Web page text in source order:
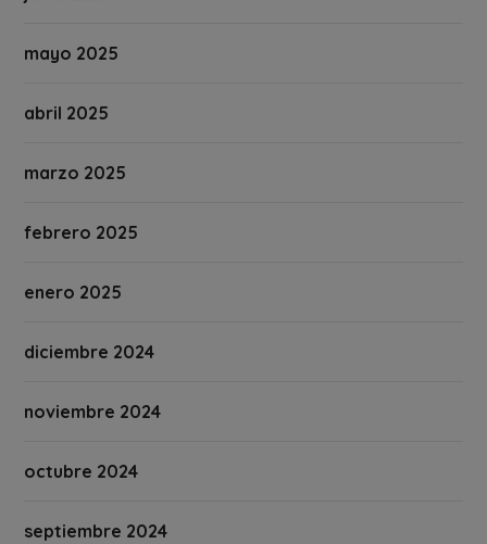
mayo 2025
abril 2025
marzo 2025
febrero 2025
enero 2025
diciembre 2024
noviembre 2024
octubre 2024
septiembre 2024